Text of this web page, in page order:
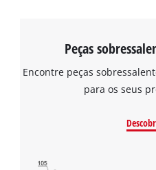
Peças
Encontre peças
para os seus